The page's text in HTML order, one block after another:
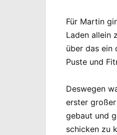
Für Martin
Laden allein
über das ein
Puste und
Deswegen
erster
gebaut und
schicken zu